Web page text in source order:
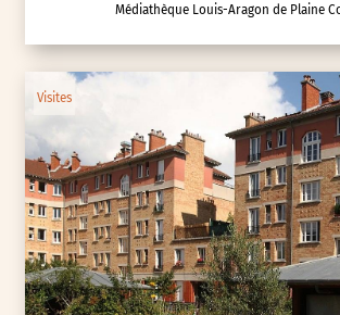
Médiathèque Louis-Aragon de Plaine
Visites